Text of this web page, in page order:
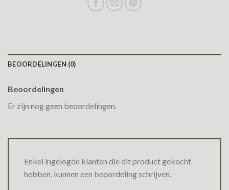
BEOORDELINGEN (0)
Beoordelingen
Er zijn nog geen beoordelingen.
Enkel ingelogde klanten die dit product gekocht
hebben, kunnen een beoordeling schrijven.